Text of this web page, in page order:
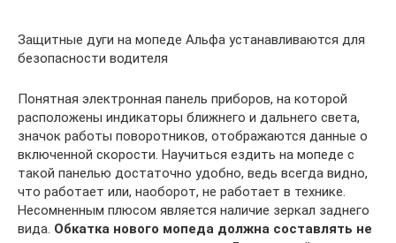
Защитные дуги на мопеде Альфа устанавливаются для
безопасности водителя
Понятная электронная панель приборов, на которой
расположены индикаторы ближнего и дальнего света,
значок работы поворотников, отображаются данные о
включенной скорости. Научиться ездить на мопеде с
такой панелью достаточно удобно, ведь всегда видно,
что работает или, наоборот, не работает в технике.
Несомненным плюсом является наличие зеркал заднего
вида. Обкатка нового мопеда должна составлять не